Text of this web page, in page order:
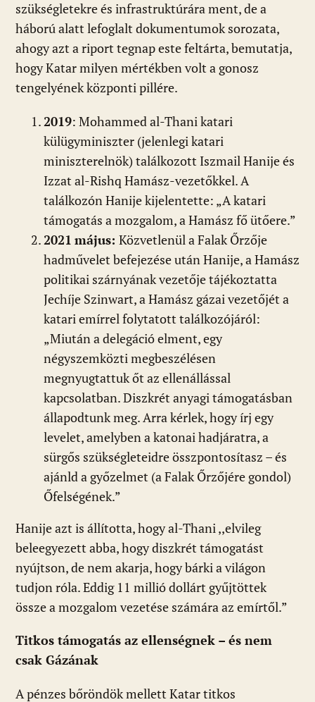
szükségletekre és infrastruktúrára ment, de a
háború alatt lefoglalt dokumentumok sorozata,
ahogy azt a riport tegnap este feltárta, bemutatja,
hogy Katar milyen mértékben volt a gonosz
tengelyének központi pillére.
2019: Mohammed al-Thani katari
külügyminiszter (jelenlegi katari
miniszterelnök) találkozott Iszmail Hanije és
Izzat al-Rishq Hamász-vezetőkkel. A
találkozón Hanije kijelentette: „A katari
támogatás a mozgalom, a Hamász fő ütőere.”
2021 május: Közvetlenül a Falak Őrzője
hadművelet befejezése után Hanije, a Hamász
politikai szárnyának vezetője tájékoztatta
Jechíje Szinwart, a Hamász gázai vezetőjét a
katari emírrel folytatott találkozójáról:
„Miután a delegáció elment, egy
négyszemközti megbeszélésen
megnyugtattuk őt az ellenállással
kapcsolatban. Diszkrét anyagi támogatásban
állapodtunk meg. Arra kérlek, hogy írj egy
levelet, amelyben a katonai hadjáratra, a
sürgős szükségleteidre összpontosítasz – és
ajánld a győzelmet (a Falak Őrzőjére gondol)
Őfelségének.”
Hanije azt is állította, hogy al-Thani ,,elvileg
beleegyezett abba, hogy diszkrét támogatást
nyújtson, de nem akarja, hogy bárki a világon
tudjon róla. Eddig 11 millió dollárt gyűjtöttek
össze a mozgalom vezetése számára az emírtől.”
Titkos támogatás az ellenségnek – és nem
csak Gázának
A pénzes bőröndök mellett Katar titkos